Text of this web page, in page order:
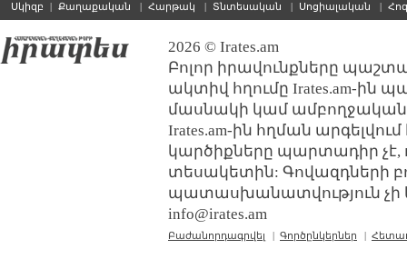
Սկիզբ | Քաղաքական | Հարթակ | Տնտեսական | Սոցիալական |
2026 © Irates.am
Բոլոր իրավունքները
ակտիվ հղումը Irates.am-ին
մասնակի կամ ամբողջական
Irates.am-ին հղման
կարծիքները պարտադիր չէ,
տեսակետին: Գովազդների
պատասխանատվություն չի
info@irates.am
Բաժանորդագրվել | Գործընկերներ |